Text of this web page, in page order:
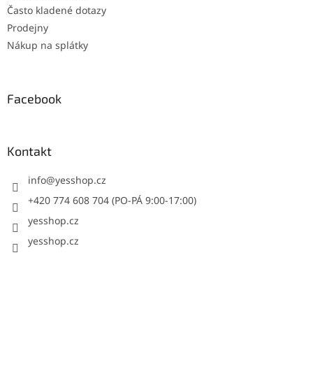
Často kladené dotazy
Prodejny
Nákup na splátky
Facebook
Kontakt
info@yesshop.cz
+420 774 608 704 (PO-PÁ 9:00-17:00)
yesshop.cz
yesshop.cz